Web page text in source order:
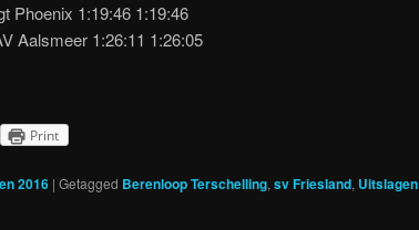
Phoenix 1:19:46 1:19:46
Aalsmeer 1:26:11 1:26:05
Print
2016 | Getagged Berenloop Terschelling, sv Friesland, Uitslagen